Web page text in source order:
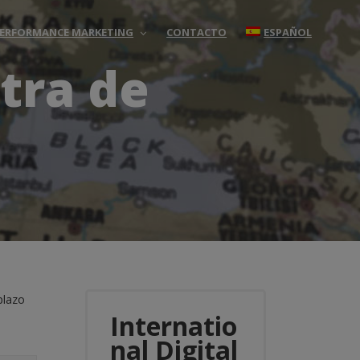
MARKETING CONTACTO ESPAÑOL
de
Internatio
nal Digital